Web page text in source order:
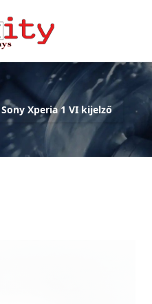
Sony Xperia 1 VI kijelző